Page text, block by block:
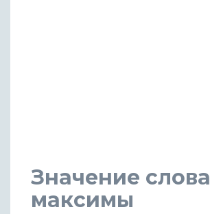
Значение слова
максимы